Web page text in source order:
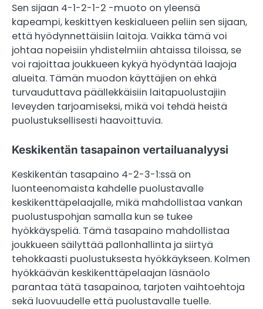
Sen sijaan 4-1-2-1-2 -muoto on yleensä
kapeampi, keskittyen keskialueen peliin sen sijaan,
että hyödynnettäisiin laitoja. Vaikka tämä voi
johtaa nopeisiin yhdistelmiin ahtaissa tiloissa, se
voi rajoittaa joukkueen kykyä hyödyntää laajoja
alueita. Tämän muodon käyttäjien on ehkä
turvauduttava päällekkäisiin laitapuolustajiin
leveyden tarjoamiseksi, mikä voi tehdä heistä
puolustuksellisesti haavoittuvia.
Keskikentän tasapainon vertailuanalyysi
Keskikentän tasapaino 4-2-3-1:ssä on
luonteenomaista kahdelle puolustavalle
keskikenttäpelaajalle, mikä mahdollistaa vankan
puolustuspohjan samalla kun se tukee
hyökkäyspeliä. Tämä tasapaino mahdollistaa
joukkueen säilyttää pallonhallinta ja siirtyä
tehokkaasti puolustuksesta hyökkäykseen. Kolmen
hyökkäävän keskikenttäpelaajan läsnäolo
parantaa tätä tasapainoa, tarjoten vaihtoehtoja
sekä luovuudelle että puolustavalle tuelle.